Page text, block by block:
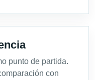
punto de partida.
con